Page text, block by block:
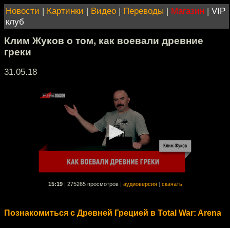
Новости | Картинки | Видео | Переводы | Магазин | VIP
клуб
Клим Жуков о том, как воевали древние
греки
31.05.18
15:19 275265 просмотров аудиоверсия скачать
Познакомиться с Древней Грецией в Total War: Arena